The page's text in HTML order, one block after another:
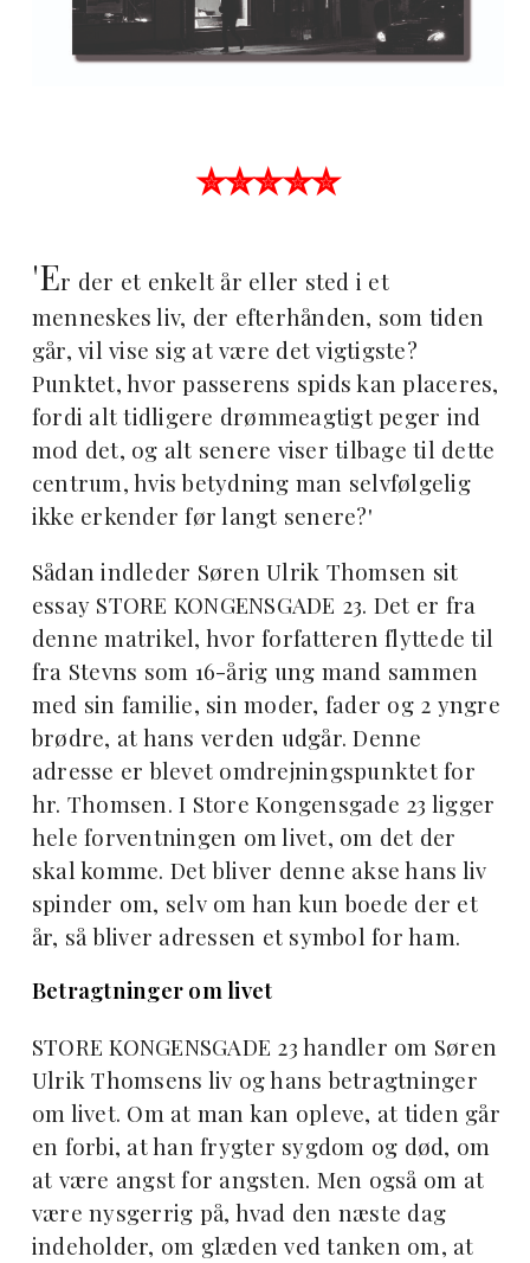
✮✮✮✮✮
'Er der et enkelt år eller sted i et
menneskes liv, der efterhånden, som tiden
går, vil vise sig at være det vigtigste?
Punktet, hvor passerens spids kan placeres,
fordi alt tidligere drømmeagtigt peger ind
mod det, og alt senere viser tilbage til dette
centrum, hvis betydning man selvfølgelig
ikke erkender før langt senere?'
Sådan indleder Søren Ulrik Thomsen sit
essay STORE KONGENSGADE 23. Det er fra
denne matrikel, hvor forfatteren flyttede til
fra Stevns som 16-årig ung mand sammen
med sin familie, sin moder, fader og 2 yngre
brødre, at hans verden udgår. Denne
adresse er blevet omdrejningspunktet for
hr. Thomsen. I Store Kongensgade 23 ligger
hele forventningen om livet, om det der
skal komme. Det bliver denne akse hans liv
spinder om, selv om han kun boede der et
år, så bliver adressen et symbol for ham.
Betragtninger om livet
STORE KONGENSGADE 23 handler om Søren
Ulrik Thomsens liv og hans betragtninger
om livet. Om at man kan opleve, at tiden går
en forbi, at han frygter sygdom og død, om
at være angst for angsten. Men også om at
være nysgerrig på, hvad den næste dag
indeholder, om glæden ved tanken om, at